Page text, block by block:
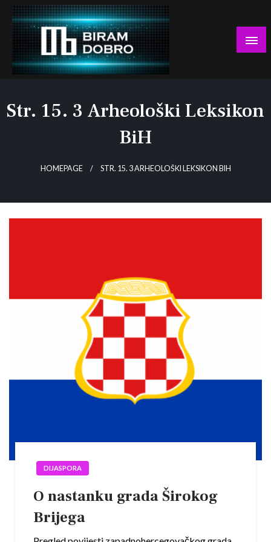
Skip
content
Str. 15. 3 Arheološki Leksikon
BiH
HOMEPAGE STR. 15. 3 ARHEOLOŠKI LEKSIKON BIH
DIJASPORA
O nastanku grada Širokog
Brijega